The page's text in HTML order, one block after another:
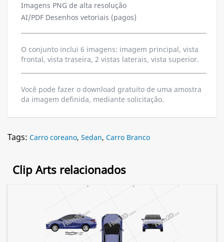
Imagens PNG de alta resolução
AI/PDF Desenhos vetoriais (pagos)
O conjunto inclui 6 imagens: imagem principal, vista
frontal, vista traseira, 2 vistas laterais, vista superior.
Você pode fazer o download gratuito de uma amostra
da imagem definida, mediante solicitação.
Tags: Carro coreano, Sedan, Carro Branco
Clip Arts relacionados